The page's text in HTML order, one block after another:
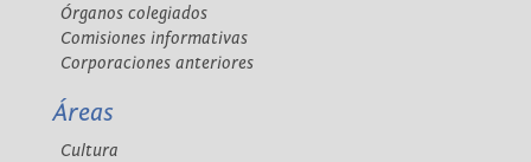
Órganos colegiados
Comisiones informativas
Corporaciones anteriores
Áreas
Cultura